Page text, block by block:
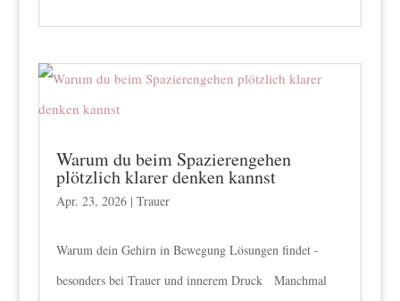
Warum du beim Spazierengehen
plötzlich klarer denken kannst
Apr. 23, 2026| Trauer
Warum dein Gehirn in Bewegung Lösungen findet -
besonders bei Trauer und innerem Druck Manchmal